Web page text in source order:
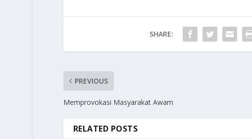
SHARE:
PREVIOUS
Memprovokasi Masyarakat Awam
RELATED POSTS